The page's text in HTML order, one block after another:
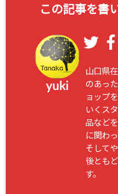
この記事を書
yuki
山口県
のあっ
ョップ
いくス
品など
に関わ
そして
後とも
す。